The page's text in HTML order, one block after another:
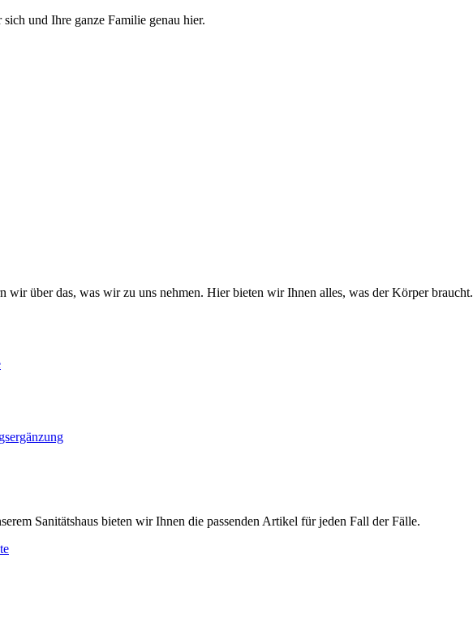
und Ihre ganze Familie genau hier.
wir über das, was wir zu uns nehmen. Hier bieten wir Ihnen alles, was der Körper braucht.
Sanitätshaus bieten wir Ihnen die passenden Artikel für jeden Fall der Fälle.